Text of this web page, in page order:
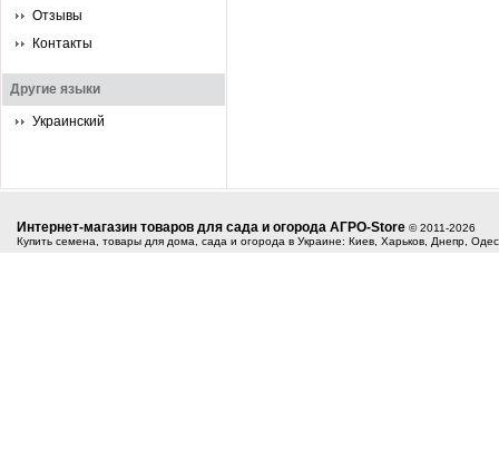
Отзывы
Контакты
Другие языки
Украинский
Интернет-магазин товаров для сада и огорода АГРО-Store © 2011-2026
Купить семена, товары для дома, сада и огорода в Украине: Киев, Харьков, Днепр,